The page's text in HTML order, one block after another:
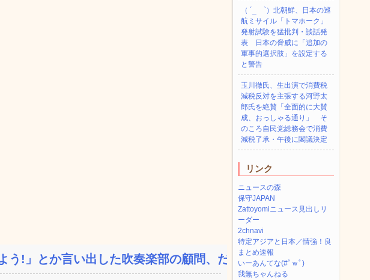
う!」とか言い出した吹奏楽部の顧問、だが...
（ ´_ゝ`）北朝鮮、日本の巡
航ミサイル「‌トマホーク」
発射試験を猛批判・談話発
表 日本の脅威に「追加の
軍事的選択肢」を設定する
と警告
玉川徹氏、生出演で消費税
減税反対を主張する河野太
郎氏を絶賛「全面的に大賛
成、おっしゃる通り」 そ
のころ自民党総務会で消費
減税了承・午後に閣議決定
リンク
ニュースの森
保守JAPAN
Zattoyomiニュース見出しリ
ーダー
2chnavi
特定アジアと日本／情強！良
まとめ速報
いーあんてな(#ﾟｗﾟ)
我無ちゃんねる